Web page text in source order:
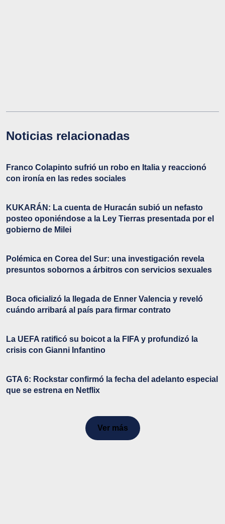
Noticias relacionadas
Franco Colapinto sufrió un robo en Italia y reaccionó
con ironía en las redes sociales
KUKARÁN: La cuenta de Huracán subió un nefasto
posteo oponiéndose a la Ley Tierras presentada por el
gobierno de Milei
Polémica en Corea del Sur: una investigación revela
presuntos sobornos a árbitros con servicios sexuales
Boca oficializó la llegada de Enner Valencia y reveló
cuándo arribará al país para firmar contrato
La UEFA ratificó su boicot a la FIFA y profundizó la
crisis con Gianni Infantino
GTA 6: Rockstar confirmó la fecha del adelanto especial
que se estrena en Netflix
Ver más